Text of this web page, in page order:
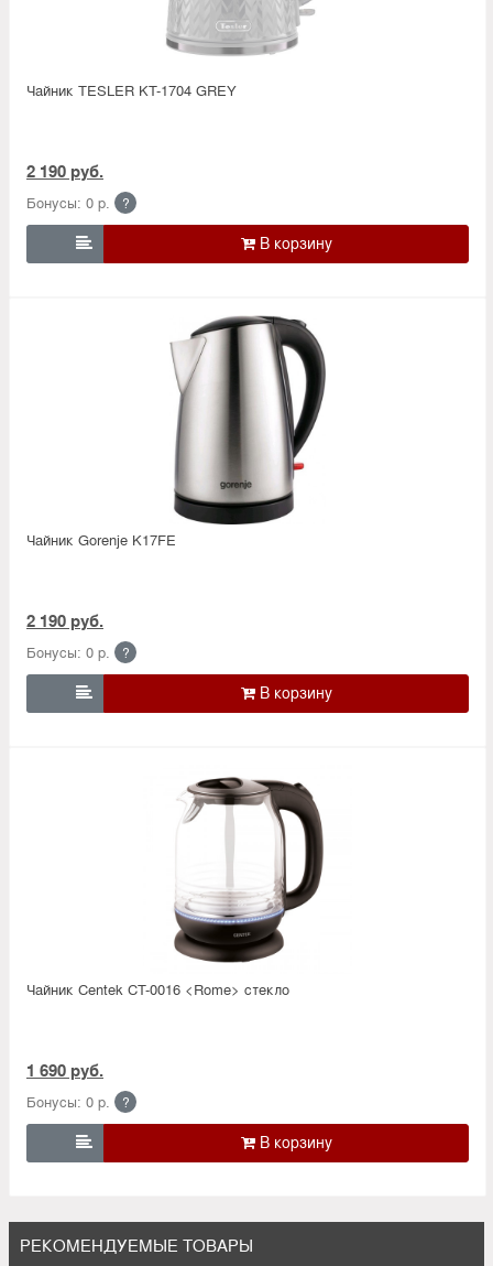
Чайник TESLER KT-1704 GREY
2 190 руб.
Бонусы: 0 р. ?

Чайник Gorenje K17FE
2 190 руб.
Бонусы: 0 р. ?

Чайник Centek CT-0016 <Rome> стекло
1 690 руб.
Бонусы: 0 р. ?

РЕКОМЕНДУЕМЫЕ ТОВАРЫ